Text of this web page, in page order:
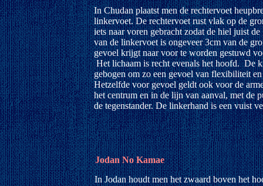
Jodan No Kamae
In Chudan plaatst men de rechtervoet
linkervoet. De rechtervoet rust vlak op de
iets naar voren gebracht zodat de hiel juist
van de linkervoet is ongeveer 3cm van de
gevoel krijgt naar voor te worden gestuwd
Het lichaam is recht evenals het hoofd. De
gebogen om zo een gevoel van flexibiliteit
Hetzelfde voor gevoel geldt ook voor de
het centrum en in de lijn van aanval, met de
de tegenstander. De linkerhand is een vuist
In Jodan houdt men het zwaard boven het